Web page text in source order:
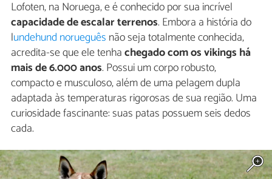
Lofoten, na Noruega, e é conhecido por sua incrível
capacidade de escalar terrenos. Embora a história do
lundehund norueguês não seja totalmente conhecida,
acredita-se que ele tenhachegado com os vikings há
mais de 6.000 anos. Possui um corpo robusto,
compacto e musculoso, além de uma pelagem dupla
adaptada às temperaturas rigorosas de sua região. Uma
curiosidade fascinante: suas patas possuem seis dedos
cada.